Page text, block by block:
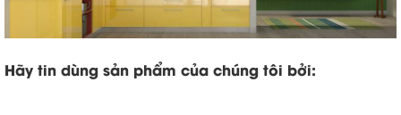
Hãy tin dùng sản phẩm của chúng tôi bởi: